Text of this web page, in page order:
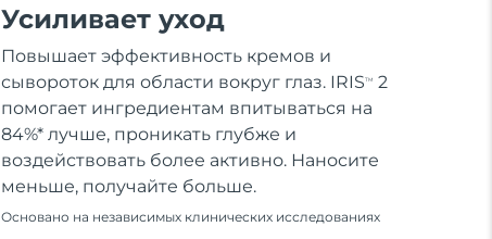
Усиливает уход
Повышает эффективность кремов и
сывороток для области вокруг глаз. IRISTM
2
помогает ингредиентам впитываться на
84%* лучше, проникать глубже и
воздействовать более активно. Наносите
меньше, получайте больше.
Основано на независимых клинических исследованиях